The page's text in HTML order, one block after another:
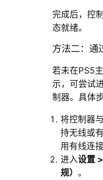
完成后，控
态就绪。
方法二：通
若未在PS5
示，可尝试
制器。具体
将控制器
持无线或
用有线连
进入设置
规） 。